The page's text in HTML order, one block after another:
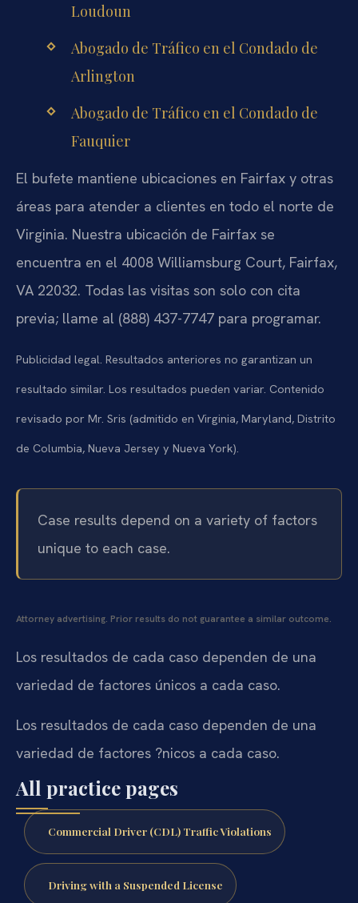
Loudoun
Abogado de Tráfico en el Condado de
Arlington
Abogado de Tráfico en el Condado de
Fauquier
El bufete mantiene ubicaciones en Fairfax y otras
áreas para atender a clientes en todo el norte de
Virginia. Nuestra ubicación de Fairfax se
encuentra en el 4008 Williamsburg Court, Fairfax,
VA 22032. Todas las visitas son solo con cita
previa; llame al (888) 437-7747 para programar.
Publicidad legal. Resultados anteriores no garantizan un
resultado similar. Los resultados pueden variar. Contenido
revisado por Mr. Sris (admitido en Virginia, Maryland, Distrito
de Columbia, Nueva Jersey y Nueva York).
Case results depend on a variety of factors
unique to each case.
Attorney advertising. Prior results do not guarantee a similar outcome.
Los resultados de cada caso dependen de una
variedad de factores únicos a cada caso.
Los resultados de cada caso dependen de una
variedad de factores ?nicos a cada caso.
All practice pages
Commercial Driver (CDL) Traffic Violations
Driving with a Suspended License